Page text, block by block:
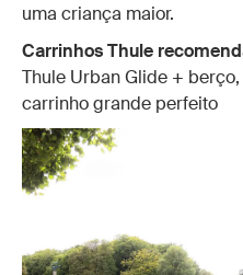
uma criança maior.
Carrinhos Thule
Thule Urban Glide +
carrinho grande perfeito